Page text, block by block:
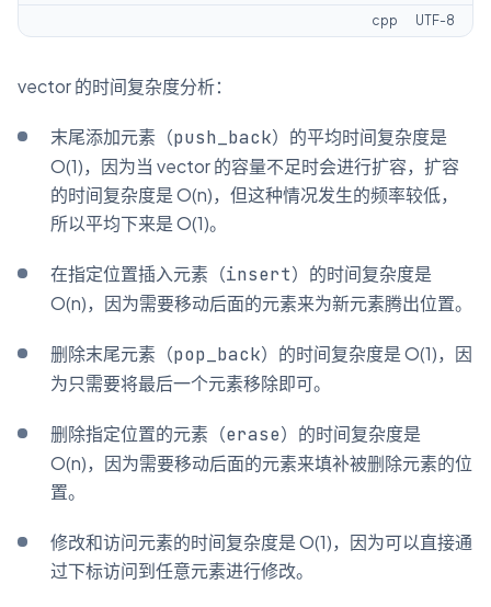
cpp UTF-8
vector 的时间复杂度分析：
末尾添加元素（push_back）的平均时间复杂度是
O(1)，因为当 vector 的容量不足时会进行扩容，扩容
的时间复杂度是 O(n)，但这种情况发生的频率较低，
所以平均下来是 O(1)。
在指定位置插入元素（insert）的时间复杂度是
O(n)，因为需要移动后面的元素来为新元素腾出位置。
删除末尾元素（pop_back）的时间复杂度是 O(1)，因
为只需要将最后一个元素移除即可。
删除指定位置的元素（erase）的时间复杂度是
O(n)，因为需要移动后面的元素来填补被删除元素的位
置。
修改和访问元素的时间复杂度是 O(1)，因为可以直接通
过下标访问到任意元素进行修改。